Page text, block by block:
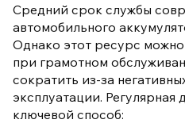
Средний срок службы
автомобильного
Однако этот ресурс можно
при грамотном
сократить из-за
эксплуатации.
ключевой способ: